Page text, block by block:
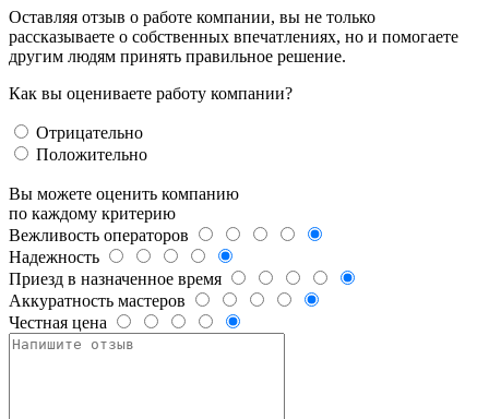
Оставляя отзыв о работе компании, вы не только
рассказываете о собственных впечатлениях, но и помогаете
другим людям принять правильное решение.
Как вы оцениваете работу компании?
Отрицательно
Положительно
Вы можете оценить компанию
по каждому критерию
Вежливость операторов
Надежность
Приезд в назначенное время
Аккуратность мастеров
Честная цена